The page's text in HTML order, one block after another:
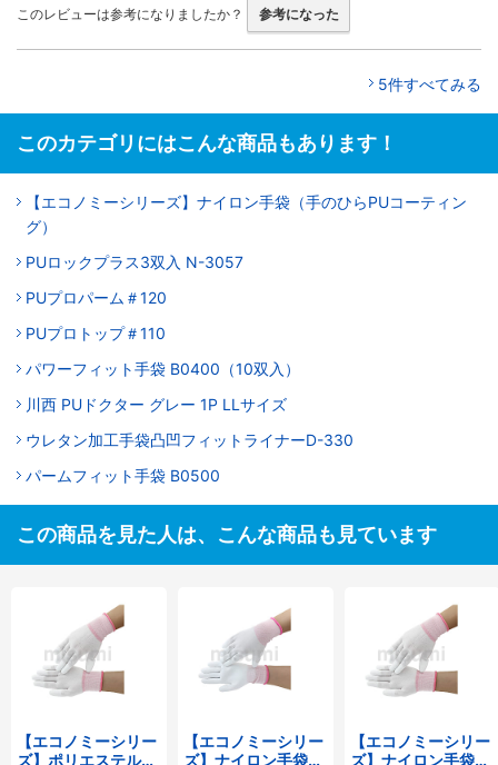
このレビューは参考になりましたか？ 参考になった
5件すべてみる
このカテゴリにはこんな商品もあります！
【エコノミーシリーズ】ナイロン手袋（手のひらPUコーティン
グ）
PUロックプラス3双入 N-3057
PUプロパーム＃120
PUプロトップ＃110
パワーフィット手袋 B0400（10双入）
川西 PUドクター グレー 1P LLサイズ
ウレタン加工手袋凸凹フィットライナーD-330
パームフィット手袋 B0500
この商品を見た人は、こんな商品も見ています
【エコノミーシリー
ズ】ポリエステル手
【エコノミーシリー
ズ】ナイロン手袋
【エコノミーシリー
ズ】ナイロン手袋